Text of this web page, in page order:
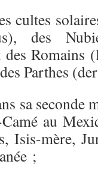
cultes
des
des
Parthes
sa seconde
au
Isis-mère,
;